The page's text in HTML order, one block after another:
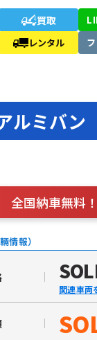
買取
レンタル
ルミバ
全国納車無料
情報）
関連車両